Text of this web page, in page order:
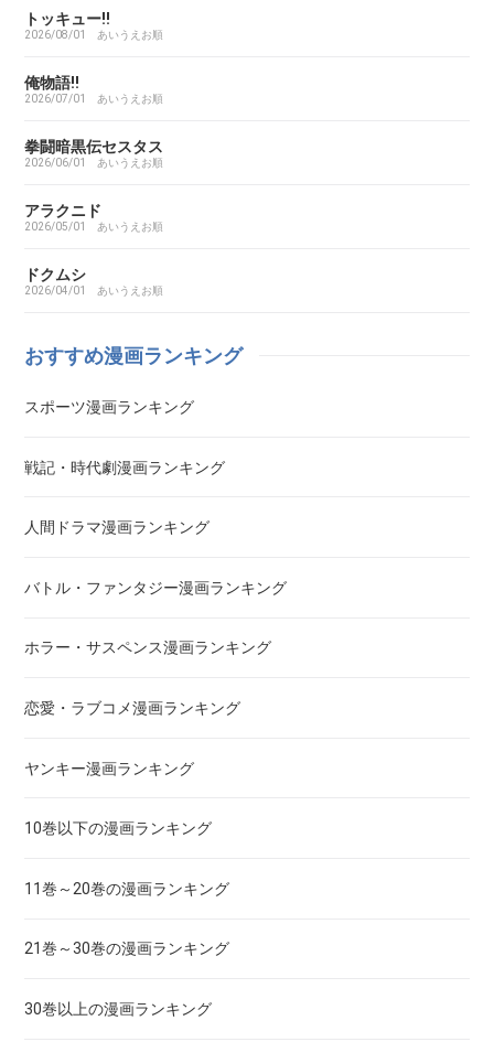
ARMS（アームズ）
あいこら
アイシールド21
I’S（アイズ）
トッキュー!!
2026/08/01 あいうえお順
俺物語!!
2026/07/01 あいうえお順
拳闘暗黒伝セスタス
2026/06/01 あいうえお順
アラクニド
2026/05/01 あいうえお順
ドクムシ
2026/04/01 あいうえお順
おすすめ漫画ランキング
スポーツ漫画ランキング
戦記・時代劇漫画ランキング
人間ドラマ漫画ランキング
バトル・ファンタジー漫画ランキング
ホラー・サスペンス漫画ランキング
恋愛・ラブコメ漫画ランキング
ヤンキー漫画ランキング
10巻以下の漫画ランキング
11巻～20巻の漫画ランキング
21巻～30巻の漫画ランキング
30巻以上の漫画ランキング